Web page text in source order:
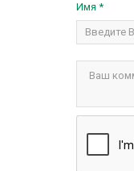
Имя *